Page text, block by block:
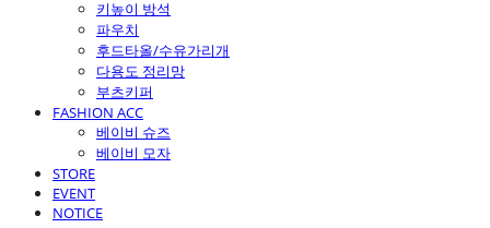
키높이 방석
파우치
후드타올/수유가리개
다용도 정리망
부츠키퍼
FASHION ACC
베이비 슈즈
베이비 모자
STORE
EVENT
NOTICE